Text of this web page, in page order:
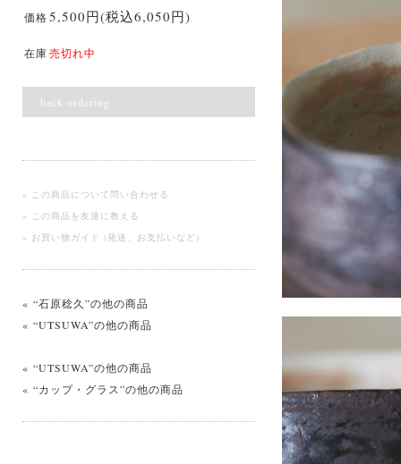
価格5,500円(税込6,050円)
在庫売切れ中
back ordering
» この商品について問い合わせる
» この商品を友達に教える
» お買い物ガイド (発送、お支払いなど)
« “石原稔久”の他の商品
« “UTSUWA”の他の商品
« “UTSUWA”の他の商品
« “カップ・グラス”の他の商品